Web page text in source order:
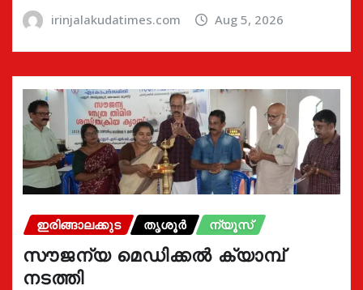
irinjalakudatimes.com Aug 5, 2026
ഇരിങ്ങാലക്കുട തൃശൂർ ന്യൂസ്
സൗജന്യ മെഡിക്കൽ ക്യാമ്പ്
നടത്തി